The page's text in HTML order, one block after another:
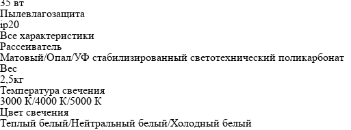
Пылевлагозащита
ip20
Все характеристики
Рассеиватель
Матовый/Опал/УФ стабилизированный светотехнический поликарбонат
Вес
2,5кг
Температура свечения
3000 К/4000 К/5000 К
Цвет свечения
Теплый белый/Нейтральный белый/Холодный белый